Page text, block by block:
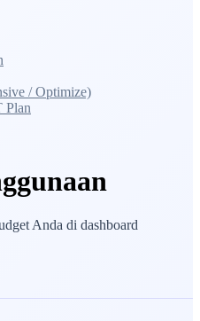
/ Optimize)
Plan
Anda di dashboard